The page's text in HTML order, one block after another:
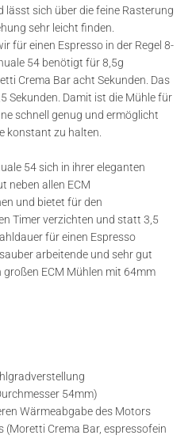
lässt sich über die feine Rasterung
sehr leicht finden.
für einen Espresso in der Regel 8-
54 benötigt für 8,5g
Crema Bar acht Sekunden. Das
Sekunden. Damit ist die Mühle für
schnell genug und ermöglicht
konstant zu halten.
54 sich in ihrer eleganten
neben allen ECM
und bietet für den
Timer verzichten und statt 3,5
für einen Espresso
arbeitende und sehr gut
ECM Mühlen mit 64mm
54mm)
Wärmeabgabe des Motors
Crema Bar, espressofein